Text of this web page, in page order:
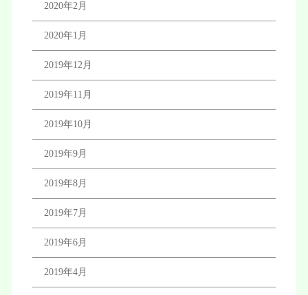
2020年2月
2020年1月
2019年12月
2019年11月
2019年10月
2019年9月
2019年8月
2019年7月
2019年6月
2019年4月